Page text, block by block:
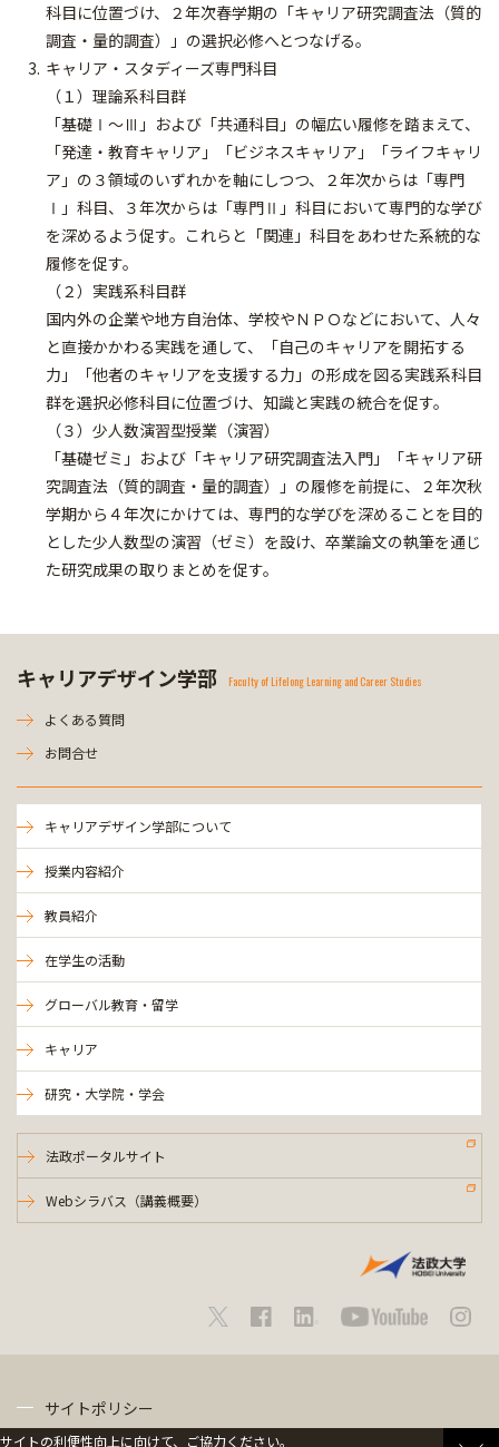
科目に位置づけ、２年次春学期の「キャリア研究調査法（質的
調査・量的調査）」の選択必修へとつなげる。
キャリア・スタディーズ専門科目
（１）理論系科目群
「基礎Ⅰ～Ⅲ」および「共通科目」の幅広い履修を踏まえて、
「発達・教育キャリア」「ビジネスキャリア」「ライフキャリ
ア」の３領域のいずれかを軸にしつつ、２年次からは「専門
Ⅰ」科目、３年次からは「専門Ⅱ」科目において専門的な学び
を深めるよう促す。これらと「関連」科目をあわせた系統的な
履修を促す。
（２）実践系科目群
国内外の企業や地方自治体、学校やＮＰＯなどにおいて、人々
と直接かかわる実践を通して、「自己のキャリアを開拓する
力」「他者のキャリアを支援する力」の形成を図る実践系科目
群を選択必修科目に位置づけ、知識と実践の統合を促す。
（３）少人数演習型授業（演習）
「基礎ゼミ」および「キャリア研究調査法入門」「キャリア研
究調査法（質的調査・量的調査）」の履修を前提に、２年次秋
学期から４年次にかけては、専門的な学びを深めることを目的
とした少人数型の演習（ゼミ）を設け、卒業論文の執筆を通じ
た研究成果の取りまとめを促す。
キャリアデザイン学部 Faculty of Lifelong Learning and Career Studies
よくある質問
お問合せ
キャリアデザイン学部について
授業内容紹介
教員紹介
在学生の活動
グローバル教育・留学
キャリア
研究・大学院・学会
法政ポータルサイト
Webシラバス（講義概要）
サイトポリシー
サイトの利便性向上に向けて、ご協力ください。